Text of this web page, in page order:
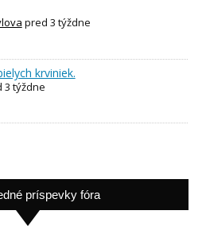
pred 3 týždne
krviniek.
3 týždne
príspevky fóra